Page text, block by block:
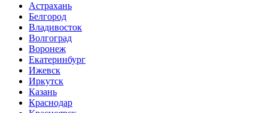
Астрахань
Белгород
Владивосток
Волгоград
Воронеж
Екатеринбург
Ижевск
Иркутск
Казань
Краснодар